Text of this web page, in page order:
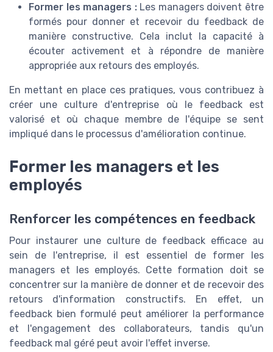
Former les managers :Les managers doivent être
formés pour donner et recevoir du feedback de
manière constructive. Cela inclut la capacité à
écouter activement et à répondre de manière
appropriée aux retours des employés.
En mettant en place ces pratiques, vous contribuez à
créer une culture d'entreprise où le feedback est
valorisé et où chaque membre de l'équipe se sent
impliqué dans le processus d'amélioration continue.
Former les managers et les
employés
Renforcer les compétences en feedback
Pour instaurer une culture de feedback efficace au
sein de l'entreprise, il est essentiel de former les
managers et les employés. Cette formation doit se
concentrer sur la manière de donner et de recevoir des
retours d'information constructifs. En effet, un
feedback bien formulé peut améliorer la performance
et l'engagement des collaborateurs, tandis qu'un
feedback mal géré peut avoir l'effet inverse.